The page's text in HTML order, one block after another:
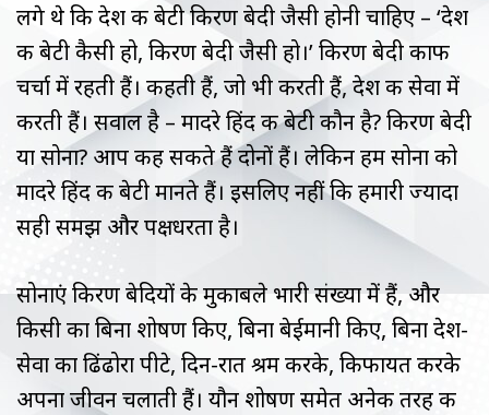
लगे थे कि देश की बेटी किरण बेदी जैसी होनी चाहिए – ‘देश
की बेटी कैसी हो, किरण बेदी जैसी हो।’ किरण बेदी काफी
चर्चा में रहती हैं। कहती हैं, जो भी करती हैं, देश की सेवा में
करती हैं। सवाल है – मादरे हिंद की बेटी कौन है? किरण बेदी
या सोना? आप कह सकते हैं दोनों हैं। लेकिन हम सोना को
मादरे हिंद की बेटी मानते हैं। इसलिए नहीं कि हमारी ज्यादा
सही समझ और पक्षधरता है।
सोनाएं किरण बेदियों के मुकाबले भारी संख्या में हैं, और
किसी का बिना शोषण किए, बिना बेईमानी किए, बिना देश-
सेवा का ढिंढोरा पीटे, दिन-रात श्रम करके, किफायत करके
अपना जीवन चलाती हैं। यौन शोषण समेत अनेक तरह की